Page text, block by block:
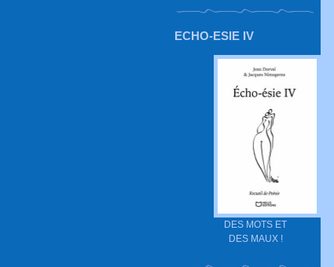
ECHO-ESIE IV
DES MOTS ET
DES MAUX !